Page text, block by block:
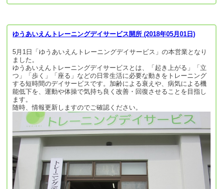
ゆうあいえんトレーニングデイサービス開所 (2018年05月01日)
5月1日「ゆうあいえんトレーニングデイサービス」の本営業となり
ました。
ゆうあいえんトレーニングデイサービスとは、「起き上がる」「立
つ」「歩く」「座る」などの日常生活に必要な動きをトレーニング
する短時間のデイサービスです。加齢による衰えや、病気による機
能低下を、運動や体操で気持ち良く改善・回復させることを目指し
ます。
随時、情報更新しますのでご確認ください。